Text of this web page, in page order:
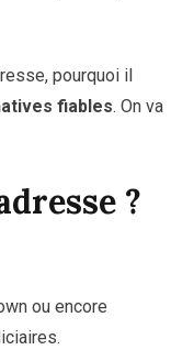
pourquoi il
fiables. On va
?
ou encore